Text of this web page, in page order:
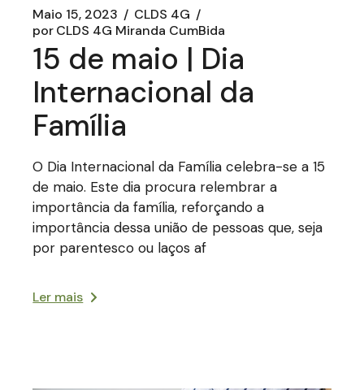
Maio 15, 2023
CLDS 4G
porCLDS 4G Miranda CumBida
15 de maio | Dia
Internacional da
Família
O Dia Internacional da Família celebra-se a 15
de maio. Este dia procura relembrar a
importância da família, reforçando a
importância dessa união de pessoas que, seja
por parentesco ou laços af
Ler mais